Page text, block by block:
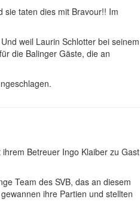
sie taten dies mit Bravour!! Im
weil Laurin Schlotter bei seinem
die Balinger Gäste, die an
Betreuer Ingo Klaiber zu Gast
Team des SVB, das an diesem
ihre Partien und stellten